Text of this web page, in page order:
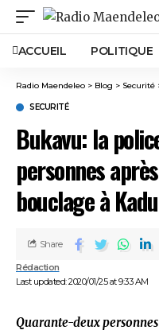
ACCUEIL POLITIQUE
Radio Maendeleo > Blog > Securité
SECURITÉ
Bukavu: la
personnes
bouclage à
Last updated: 2020/01/25 at 9:33 AM
Rédaction
Share
Quarante-deux